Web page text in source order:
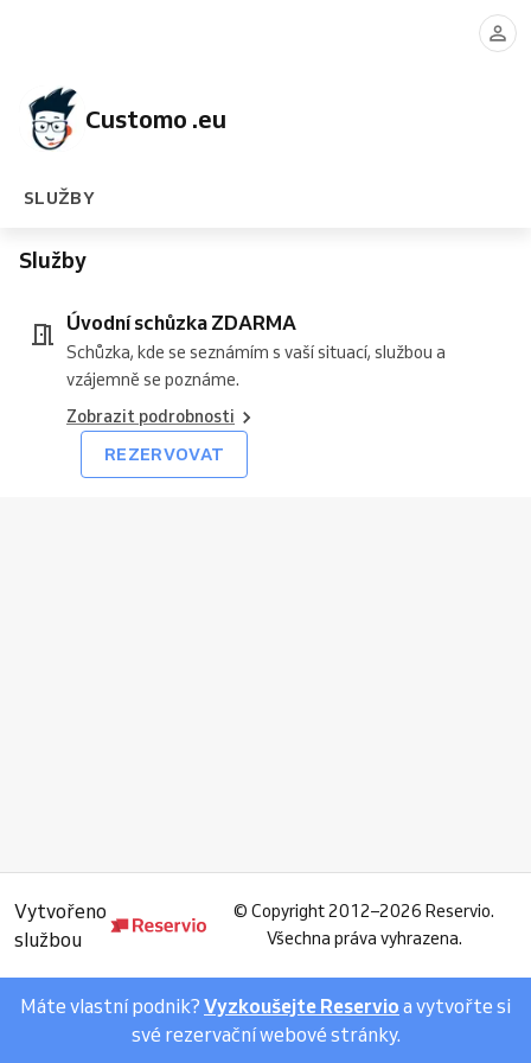
Customo .eu
SLUŽBY
Služby
Úvodní schůzka ZDARMA
Schůzka, kde se seznámím s vaší situací, službou a
vzájemně se poznáme.
Zobrazit podrobnosti
REZERVOVAT
Vytvořeno
službou
© Copyright 2012–2026 Reservio.
Všechna práva vyhrazena.
Máte vlastní podnik? Vyzkoušejte Reservio a vytvořte si
své rezervační webové stránky.